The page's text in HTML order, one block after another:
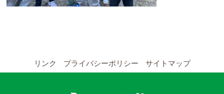
留学コースのご案内
週末コース
リンク プライバシーポリシー サイトマップ